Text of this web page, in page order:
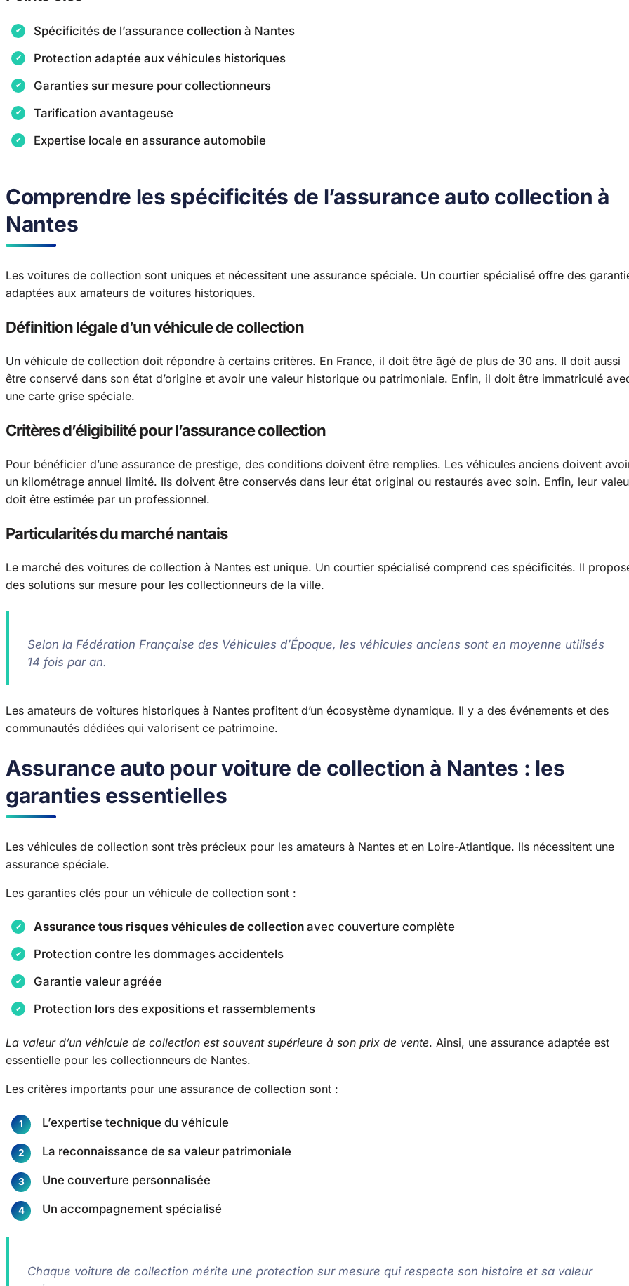
Spécificités de l’assurance collection à Nantes
Protection adaptée aux véhicules historiques
Garanties sur mesure pour collectionneurs
Tarification avantageuse
Expertise locale en assurance automobile
Comprendre les spécificités de l’assurance auto collection à
Nantes
Les voitures de collection sont uniques et nécessitent une assurance spéciale. Un courtier spécialisé offre des
adaptées aux amateurs de voitures historiques.
Définition légale d’un véhicule de collection
Un véhicule de collection doit répondre à certains critères. En France, il doit être âgé de plus de 30 ans. Il doit aussi
être conservé dans son état d’origine et avoir une valeur historique ou patrimoniale. Enfin, il doit être immatriculé
une carte grise spéciale.
Critères d’éligibilité pour l’assurance collection
Pour bénéficier d’une assurance de prestige, des conditions doivent être remplies. Les véhicules anciens doivent
un kilométrage annuel limité. Ils doivent être conservés dans leur état original ou restaurés avec soin. Enfin, leur
doit être estimée par un professionnel.
Particularités du marché nantais
Le marché des voitures de collection à Nantes est unique. Un courtier spécialisé comprend ces spécificités. Il
des solutions sur mesure pour les collectionneurs de la ville.
Selon la Fédération Française des Véhicules d’Époque, les véhicules anciens sont en moyenne utilisés
14 fois par an.
Les amateurs de voitures historiques à Nantes profitent d’un écosystème dynamique. Il y a des événements et des
communautés dédiées qui valorisent ce patrimoine.
Assurance auto pour voiture de collection à Nantes : les
garanties essentielles
Les véhicules de collection sont très précieux pour les amateurs à Nantes et en Loire-Atlantique. Ils nécessitent une
assurance spéciale.
Les garanties clés pour un véhicule de collection sont :
Assurance tous risques véhicules de collection avec couverture complète
Protection contre les dommages accidentels
Garantie valeur agréée
Protection lors des expositions et rassemblements
La valeur d’un véhicule de collection est souvent supérieure à son prix de vente. Ainsi, une assurance adaptée est
essentielle pour les collectionneurs de Nantes.
Les critères importants pour une assurance de collection sont :
L’expertise technique du véhicule
La reconnaissance de sa valeur patrimoniale
Une couverture personnalisée
Un accompagnement spécialisé
Chaque voiture de collection mérite une protection sur mesure qui respecte son histoire et sa valeur